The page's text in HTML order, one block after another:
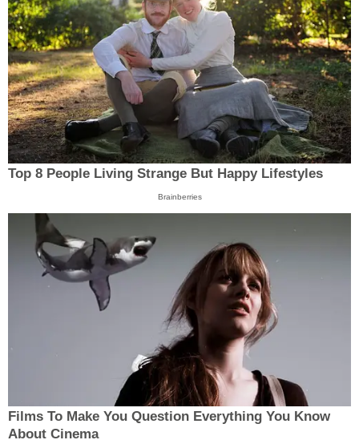
Top 8 People Living Strange But Happy Lifestyles
Brainberries
Films To Make You Question Everything You Know
About Cinema